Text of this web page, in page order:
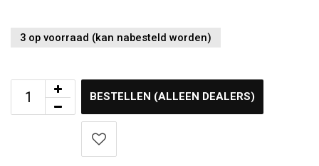
3 op voorraad (kan nabesteld worden)
BESTELLEN (ALLEEN DEALERS)